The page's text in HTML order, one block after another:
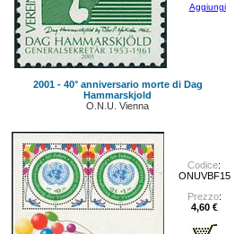
Aggiungi
2001 - 40° anniversario morte di Dag
Hammarskjold
O.N.U. Vienna
Codice:
ONUVBF15
Prezzo:
4,60 €